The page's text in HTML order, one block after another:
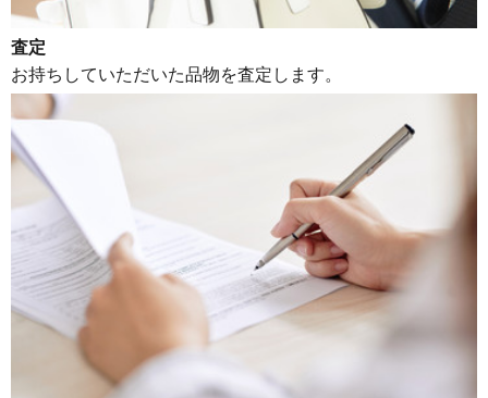
査定
お持ちしていただいた品物を査定します。